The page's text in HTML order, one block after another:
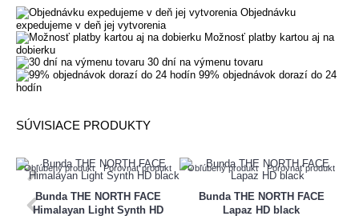
Objednávku
expedujeme v deň jej vytvorenia
Možnosť platby kartou aj na
dobierku
30 dní na výmenu tovaru
99% objednávok dorazí do 24
hodín
SÚVISIACE PRODUKTY
Obľúbený produkt Porovnať produkt
Bunda THE NORTH FACE
Himalayan Light Synth HD
Obľúbený produkt Porovnať produkt
Bunda THE NORTH FACE
Lapaz HD black